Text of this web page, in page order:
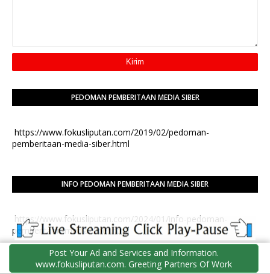
PEDOMAN PEMBERITAAN MEDIA SIBER
https://www.fokusliputan.com/2019/02/pedoman-
pemberitaan-media-siber.html
INFO PEDOMAN PEMBERITAAN MEDIA SIBER
https://www.fokusliputan.com/2024/01/info-pedoman-
pemberitaan-media-siber.html
REDAKSI [EDITOR DIGITAL WEB NEWS]
Post Your Ad and Services and Information.
www.fokusliputan.com. Greeting Partners Of Work